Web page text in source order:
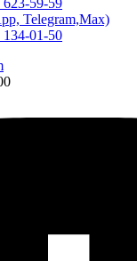
59-59
Telegram,Max)
01-50